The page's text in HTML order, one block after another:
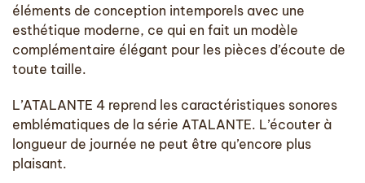
éléments de conception intemporels avec une
esthétique moderne, ce qui en fait un modèle
complémentaire élégant pour les pièces d’écoute de
toute taille.
L’ATALANTE 4 reprend les caractéristiques sonores
emblématiques de la série ATALANTE. L’écouter à
longueur de journée ne peut être qu’encore plus
plaisant.